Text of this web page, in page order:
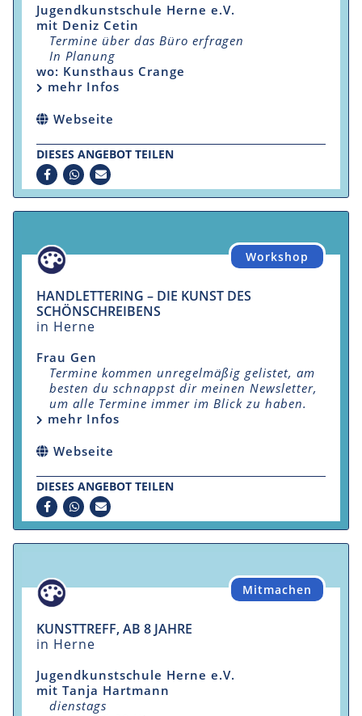
Jugendkunstschule Herne e.V.
mit Deniz Cetin
Termine über das Büro erfragen
In Planung
wo: Kunsthaus Crange
mehr Infos
Webseite
DIESES ANGEBOT TEILEN
Workshop
HANDLETTERING – DIE KUNST DES
SCHÖNSCHREIBENS
in Herne
Frau Gen
Termine kommen unregelmäßig gelistet, am
besten du schnappst dir meinen Newsletter,
um alle Termine immer im Blick zu haben.
mehr Infos
Webseite
DIESES ANGEBOT TEILEN
Mitmachen
KUNSTTREFF, AB 8 JAHRE
in Herne
Jugendkunstschule Herne e.V.
mit Tanja Hartmann
dienstags